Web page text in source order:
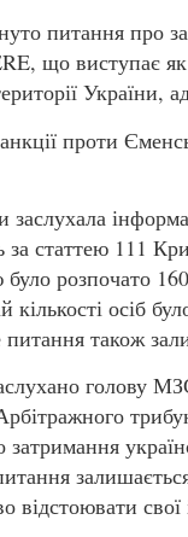
питання про
що виступає
України,
проти
заслухала
статтею 111
було розпочато
осіб
питання також
голову
затримання
відстоювати свої